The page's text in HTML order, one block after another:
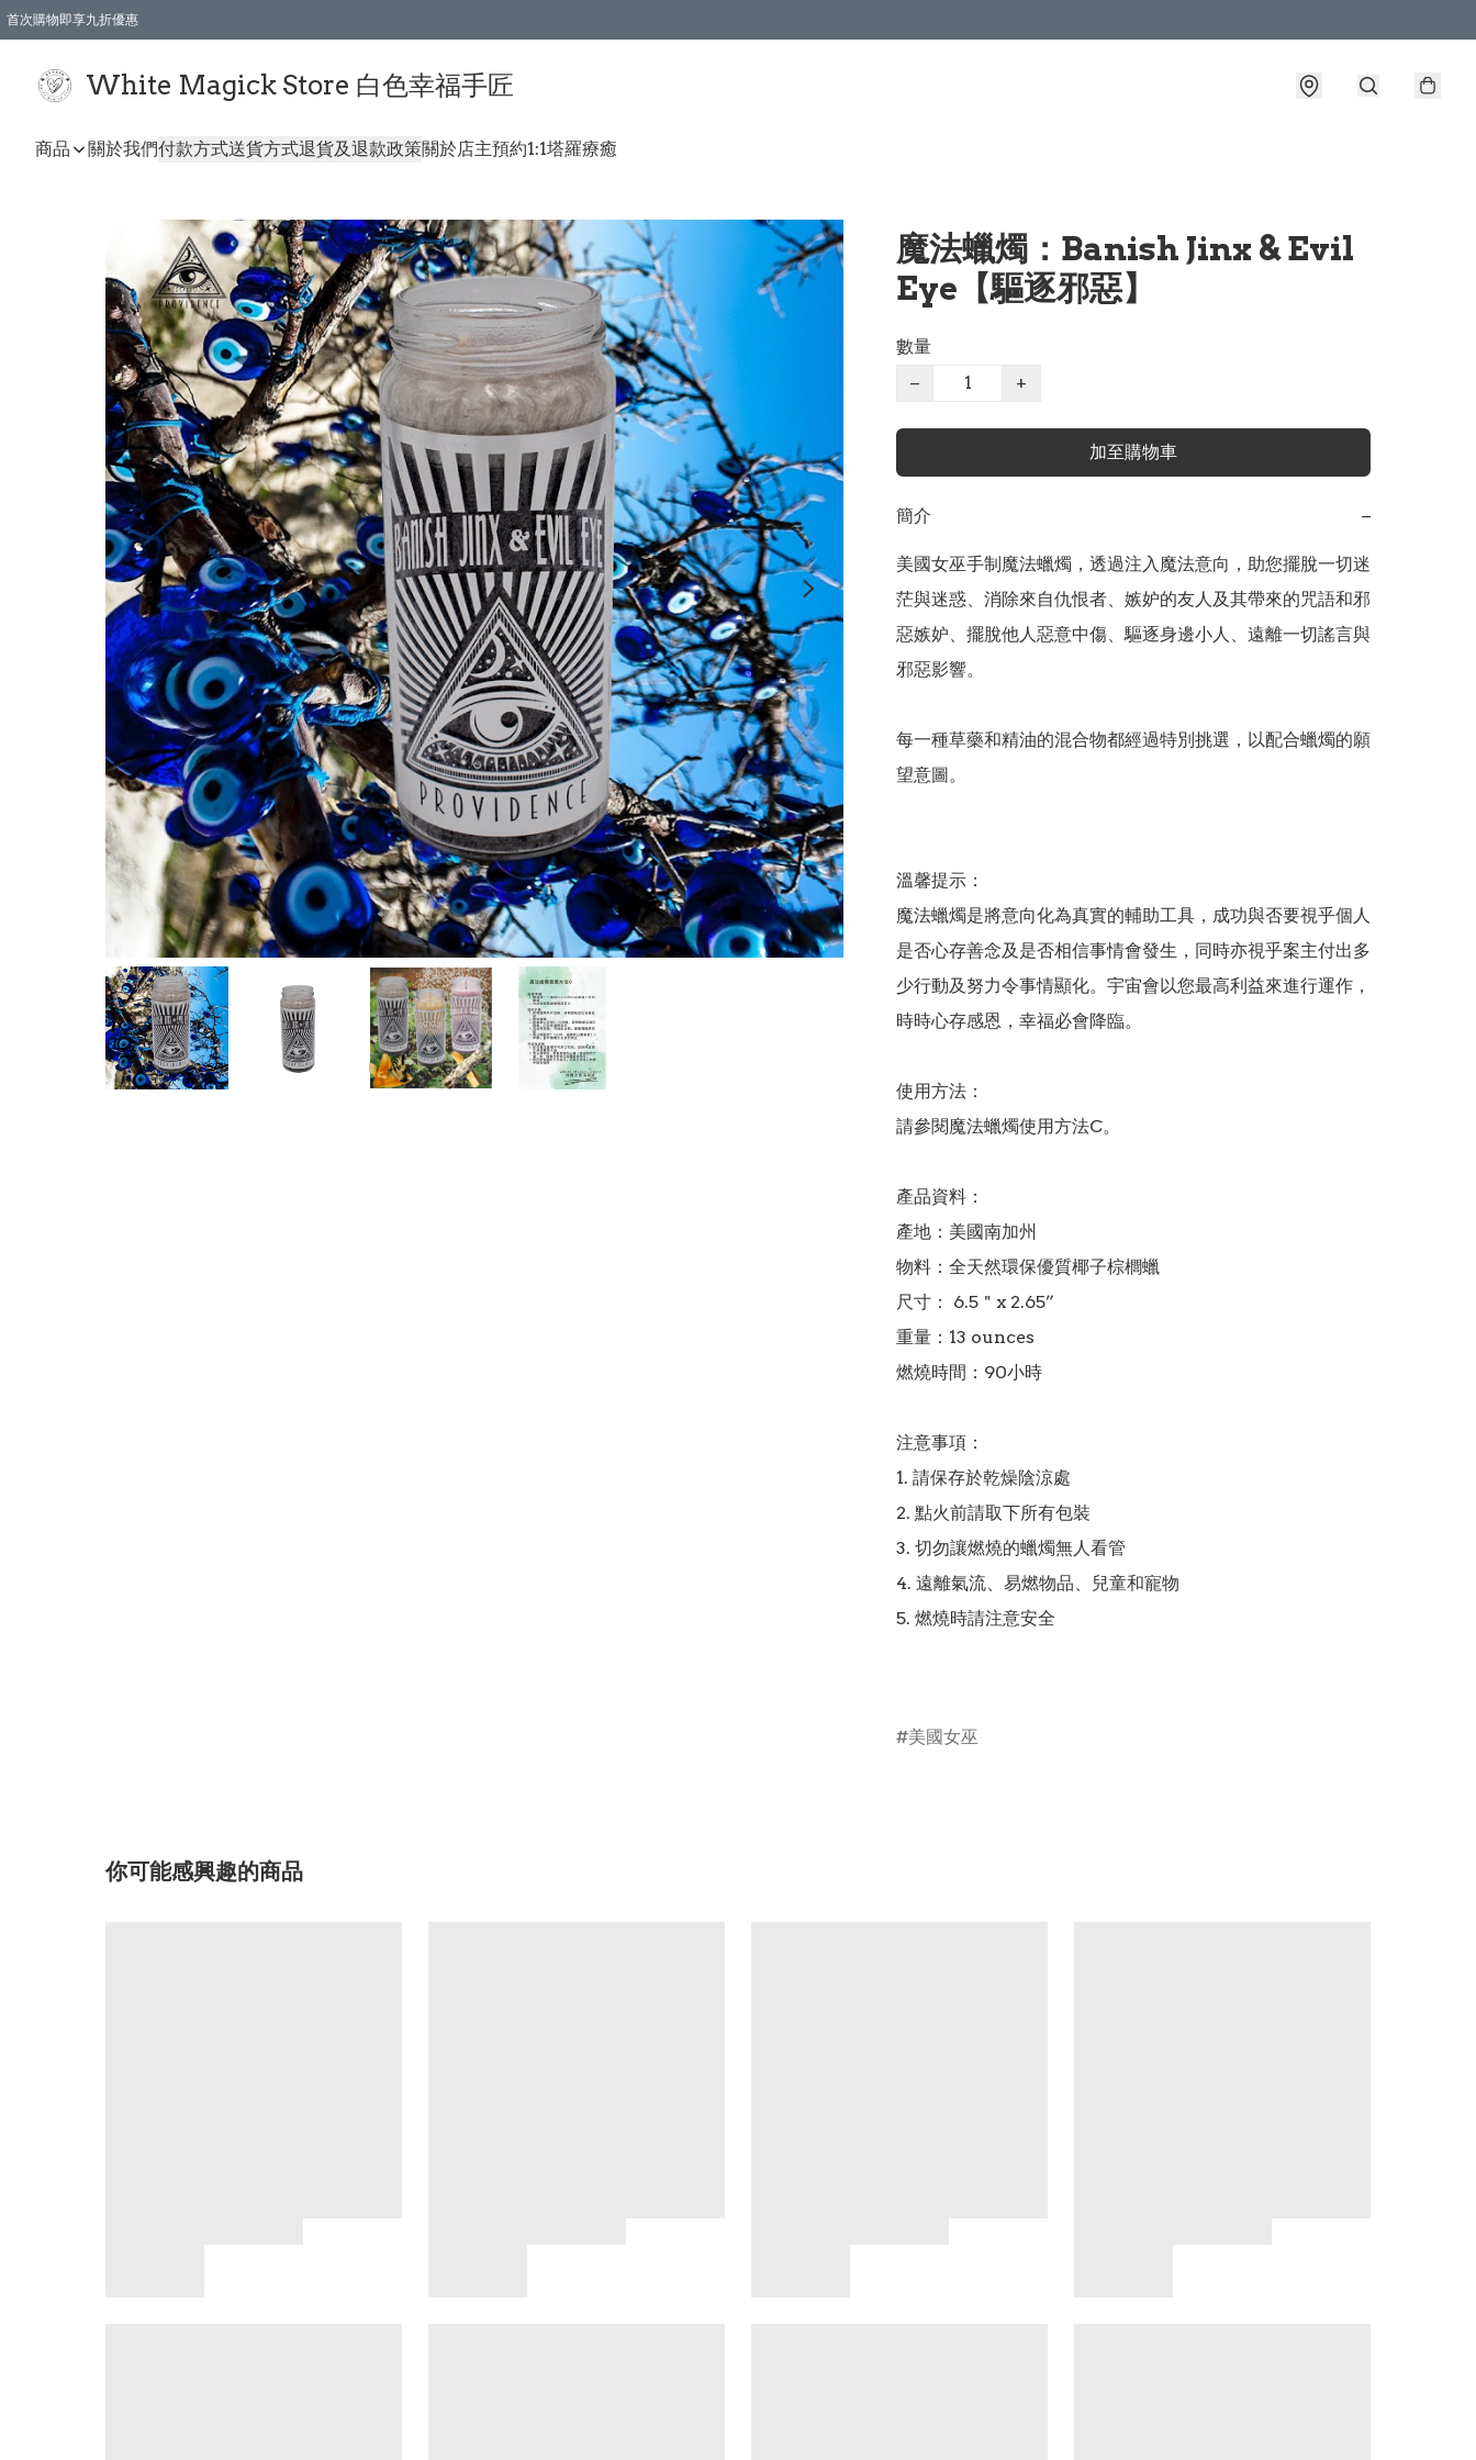
首次購物即享九折優惠
White Magick Store 白色幸福手匠
商品 關於我們付款方式送貨方式退貨及退款政策關於店主預約1:1塔羅療癒
魔法蠟燭：Banish Jinx & Evil
Eye【驅逐邪惡】
數量
−
+
加至購物車
簡介 −
美國女巫手制魔法蠟燭，透過注入魔法意向，助您擺脫一切迷
茫與迷惑、消除來自仇恨者、嫉妒的友人及其帶來的咒語和邪
惡嫉妒、擺脫他人惡意中傷、驅逐身邊小人、遠離一切謠言與
邪惡影響。
每一種草藥和精油的混合物都經過特別挑選，以配合蠟燭的願
望意圖。
溫馨提示：
魔法蠟燭是將意向化為真實的輔助工具，成功與否要視乎個人
是否心存善念及是否相信事情會發生，同時亦視乎案主付出多
少行動及努力令事情顯化。宇宙會以您最高利益來進行運作，
時時心存感恩，幸福必會降臨。
使用方法：
請參閱魔法蠟燭使用方法C。
產品資料：
產地：美國南加州
物料：全天然環保優質椰子棕櫚蠟
尺寸： 6.5＂x 2.65”
重量：13 ounces
燃燒時間：90小時
注意事項：
1. 請保存於乾燥陰涼處
2. 點火前請取下所有包裝
3. 切勿讓燃燒的蠟燭無人看管
4. 遠離氣流、易燃物品、兒童和寵物
5. 燃燒時請注意安全
美國女巫
你可能感興趣的商品